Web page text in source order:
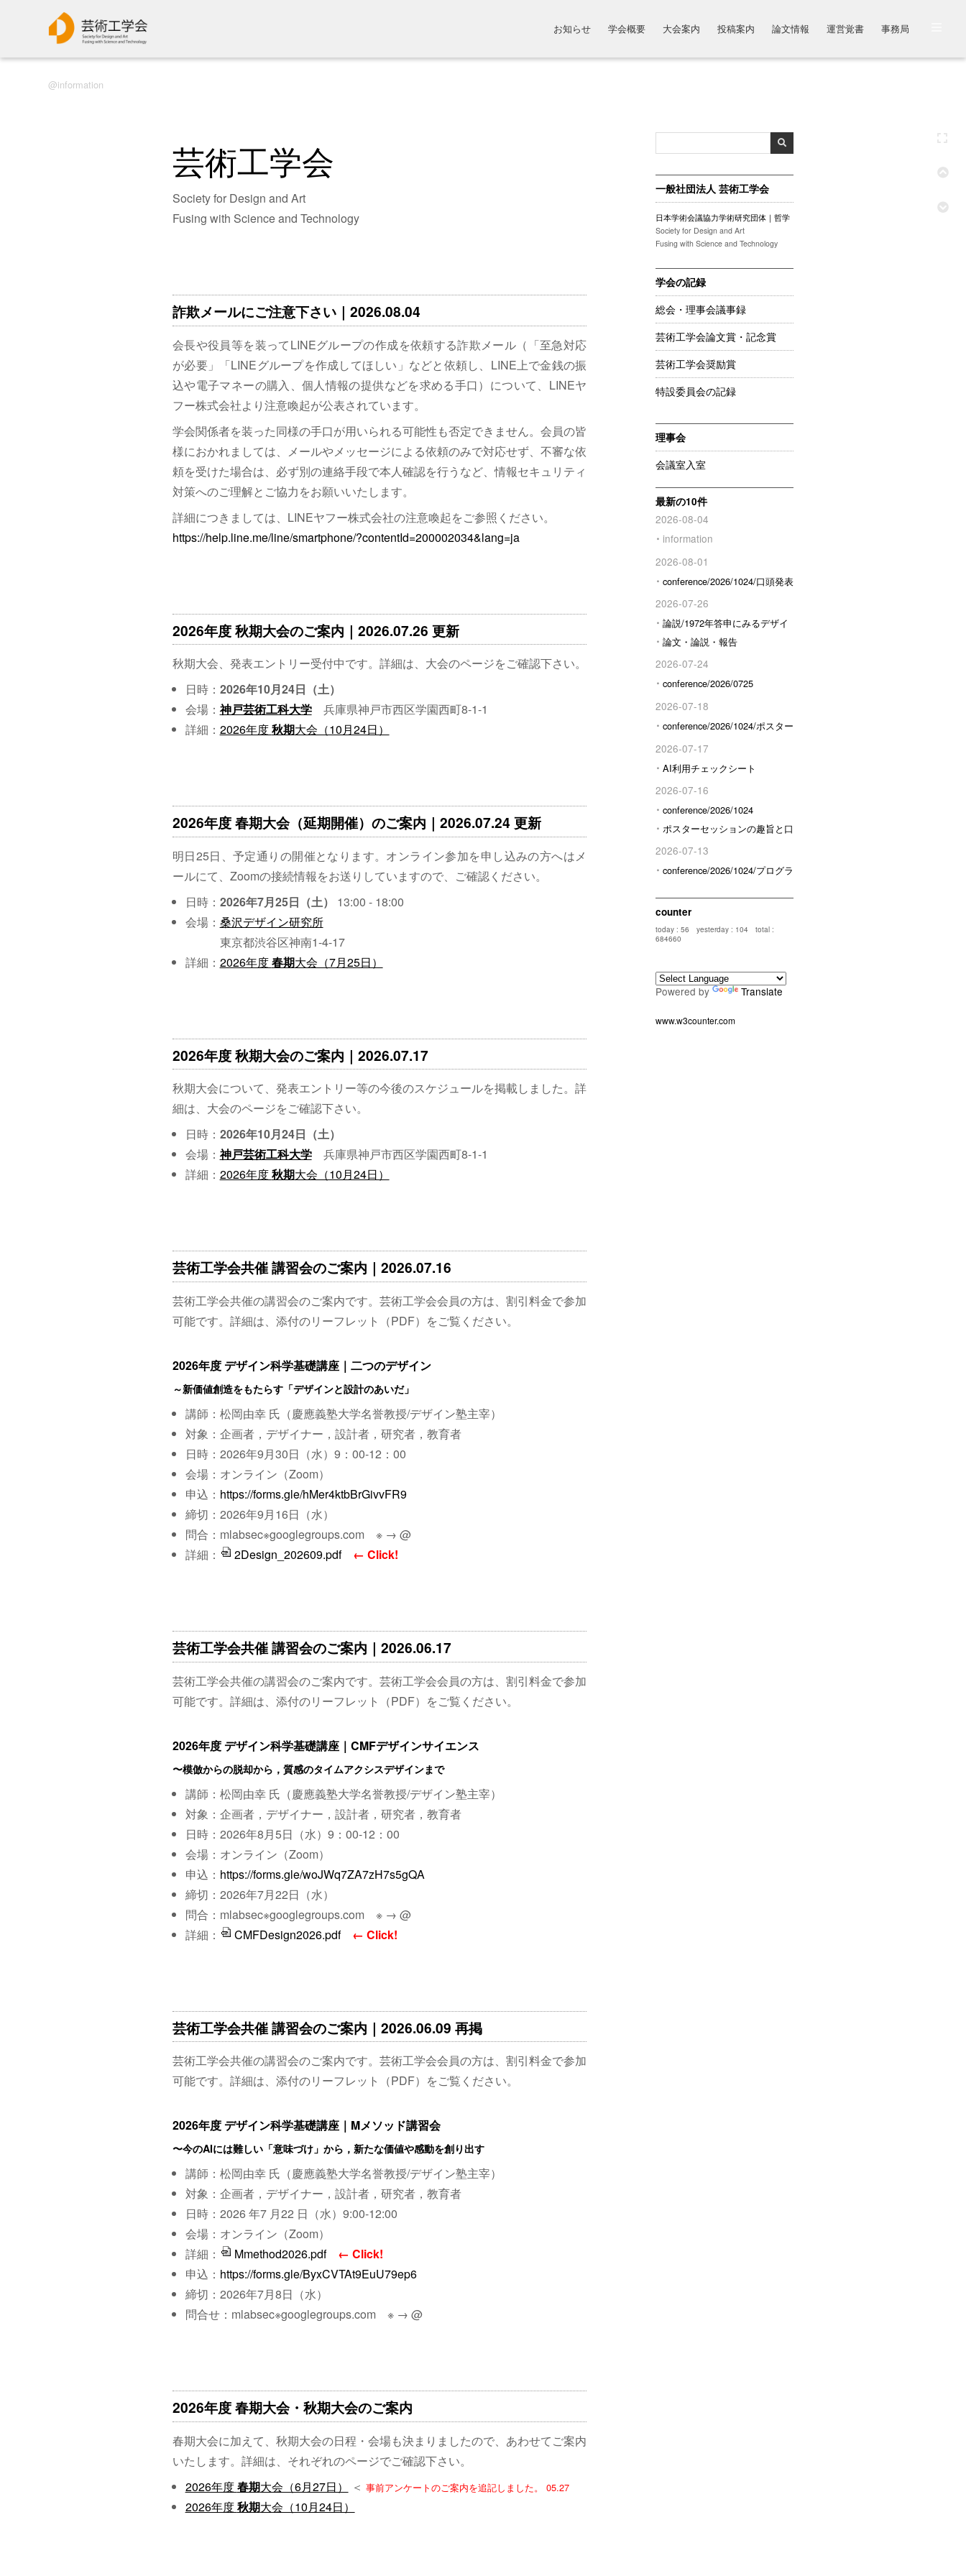
information
お知らせ 学会概要 大会案内 投稿案内 論文情報 運営覚書 事務局
一般社団法人 芸術工学会
日本学術会議協力学術研究団体｜哲学
Society for Design and Art
Fusing with Science and Technology
学会の記録
総会・理事会議事録
芸術工学会論文賞・記念賞
芸術工学会奨励賞
特設委員会の記録
理事会
会議室入室
最新の10件
2026-08-04
information
2026-08-01
conference/2026/1024/口頭発表
予定の方へ
2026-07-26
論説/1972年答申にみるデザイ
ン行政の転換と新しい論理形成
論文・論説・報告
2026-07-24
conference/2026/0725
2026-07-18
conference/2026/1024/ポスター
発表予定の方へ
2026-07-17
AI利用チェックシート
2026-07-16
conference/2026/1024
ポスターセッションの趣旨と口
頭発表との区分けについて
2026-07-13
conference/2026/1024/プログラ
counter
today : 56 yesterday : 104 total :
684660
Powered by Translate
www.w3counter.com
芸術工学会
Society for Design and Art
Fusing with Science and Technology
詐欺メールにご注意下さい｜2026.08.04
会長や役員等を装ってLINEグループの作成を依頼する詐欺メール（「至急対応
が必要」「LINEグループを作成してほしい」などと依頼し、LINE上で金銭の振
込や電子マネーの購入、個人情報の提供などを求める手口）について、LINEヤ
フー株式会社より注意喚起が公表されています。
学会関係者を装った同様の手口が用いられる可能性も否定できません。会員の皆
様におかれましては、メールやメッセージによる依頼のみで対応せず、不審な依
頼を受けた場合は、必ず別の連絡手段で本人確認を行うなど、情報セキュリティ
対策へのご理解とご協力をお願いいたします。
詳細につきましては、LINEヤフー株式会社の注意喚起をご参照ください。
https://help.line.me/line/smartphone/?contentId=200002034&lang=ja
2026年度 秋期大会のご案内｜2026.07.26 更新
秋期大会、発表エントリー受付中です。詳細は、大会のページをご確認下さい。
日時： 2026年10月24日（土）
会場：神戸芸術工科大学兵庫県神戸市西区学園西町8-1-1
詳細： 2026年度秋期大会（10月24日）
2026年度 春期大会（延期開催）のご案内｜2026.07.24 更新
明日25日、予定通りの開催となります。オンライン参加を申し込みの方へはメ
ールにて、Zoomの接続情報をお送りしていますので、ご確認ください。
日時： 2026年7月25日（土）
13:00 - 18:00
会場： 桑沢デザイン研究所
東京都渋谷区神南1-4-17
詳細： 2026年度春期大会（7月25日）
2026年度 秋期大会のご案内｜2026.07.17
秋期大会について、発表エントリー等の今後のスケジュールを掲載しました。詳
細は、大会のページをご確認下さい。
日時： 2026年10月24日（土）
会場：神戸芸術工科大学兵庫県神戸市西区学園西町8-1-1
詳細： 2026年度秋期大会（10月24日）
芸術工学会共催 講習会のご案内｜2026.07.16
芸術工学会共催の講習会のご案内です。芸術工学会会員の方は、割引料金で参加
可能です。詳細は、添付のリーフレット（PDF）をご覧ください。
2026年度 デザイン科学基礎講座｜二つのデザイン
～新価値創造をもたらす「デザインと設計のあいだ」
講師：松岡由幸 氏（慶應義塾大学名誉教授/デザイン塾主宰）
対象：企画者，デザイナー，設計者，研究者，教育者
日時：2026年9月30日（水）9：00-12：00
会場：オンライン（Zoom）
申込： https://forms.gle/hMer4ktbBrGivvFR9
締切：2026年9月16日（水）
問合：mlabsec※googlegroups.com ※ → @
詳細：
2Design_202609.pdf ← Click!
芸術工学会共催 講習会のご案内｜2026.06.17
芸術工学会共催の講習会のご案内です。芸術工学会会員の方は、割引料金で参加
可能です。詳細は、添付のリーフレット（PDF）をご覧ください。
2026年度 デザイン科学基礎講座｜CMFデザインサイエンス
〜模倣からの脱却から，質感のタイムアクシスデザインまで
講師：松岡由幸 氏（慶應義塾大学名誉教授/デザイン塾主宰）
対象：企画者，デザイナー，設計者，研究者，教育者
日時：2026年8月5日（水）9：00-12：00
会場：オンライン（Zoom）
申込： https://forms.gle/woJWq7ZA7zH7s5gQA
締切：2026年7月22日（水）
問合：mlabsec※googlegroups.com ※ → @
詳細：
CMFDesign2026.pdf ← Click!
芸術工学会共催 講習会のご案内｜2026.06.09 再掲
芸術工学会共催の講習会のご案内です。芸術工学会会員の方は、割引料金で参加
可能です。詳細は、添付のリーフレット（PDF）をご覧ください。
2026年度 デザイン科学基礎講座｜Mメソッド講習会
〜今のAIには難しい「意味づけ」から，新たな価値や感動を創り出す
講師：松岡由幸 氏（慶應義塾大学名誉教授/デザイン塾主宰）
対象：企画者，デザイナー，設計者，研究者，教育者
日時：2026 年7 ⽉22 ⽇（水）9:00-12:00
会場：オンライン（Zoom）
詳細：
Mmethod2026.pdf
← Click!
申込： https://forms.gle/ByxCVTAt9EuU79ep6
締切：2026年7月8日（水）
問合せ：mlabsec※googlegroups.com ※ → @
2026年度 春期大会・秋期大会のご案内
春期大会に加えて、秋期大会の日程・会場も決まりましたので、あわせてご案内
いたします。詳細は、それぞれのページでご確認下さい。
2026年度春期大会（6月27日） ＜ 事前アンケートのご案内を追記しました。 05.27
2026年度秋期大会（10月24日）